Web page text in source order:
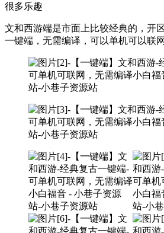
很多乐趣
文和西游端是市面上比较经典的，开
一键端，无需编译，可以单机可以联网